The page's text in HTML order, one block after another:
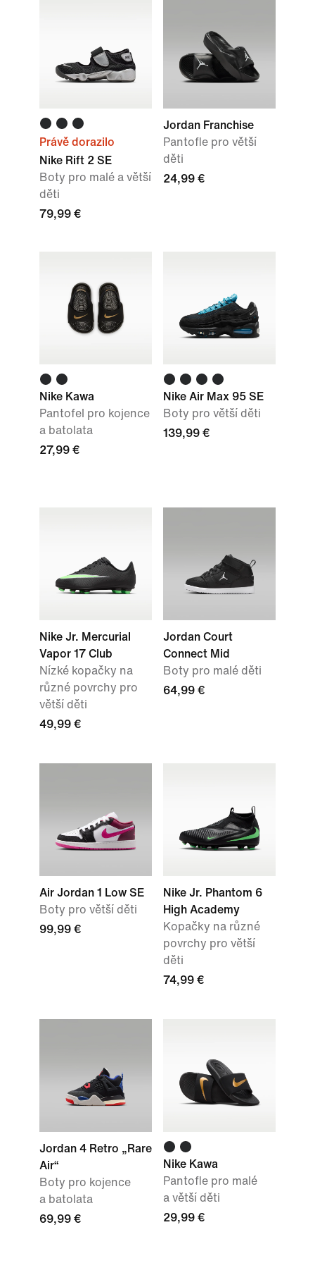
Právě dorazilo
Nike Rift 2 SE
Boty pro malé a větší
děti
79,99 €
Jordan Franchise
Pantofle pro větší
děti
24,99 €
Nike Kawa
Pantofel pro kojence
a batolata
27,99 €
Nike Air Max 95 SE
Boty pro větší děti
139,99 €
Nike Jr. Mercurial
Vapor 17 Club
Nízké kopačky na
různé povrchy pro
větší děti
49,99 €
Jordan Court
Connect Mid
Boty pro malé děti
64,99 €
Air Jordan 1 Low SE
Boty pro větší děti
99,99 €
Nike Jr. Phantom 6
High Academy
Kopačky na různé
povrchy pro větší
děti
74,99 €
Jordan 4 Retro „Rare
Air“
Boty pro kojence
a batolata
69,99 €
Nike Kawa
Pantofle pro malé
a větší děti
29,99 €